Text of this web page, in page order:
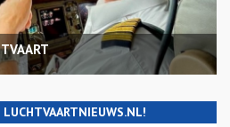
LUCHTVAARTNIEUWS.NL!